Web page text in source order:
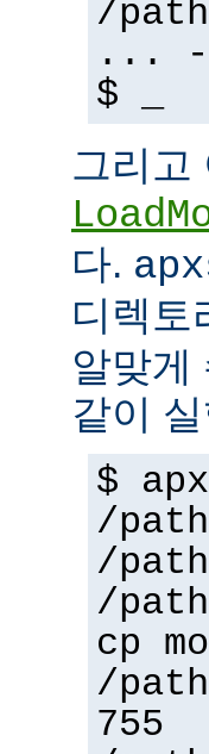
/
... -
$ _
그리고
다.
디렉토
알맞게
같이
$
/
/
/
cp
/
755